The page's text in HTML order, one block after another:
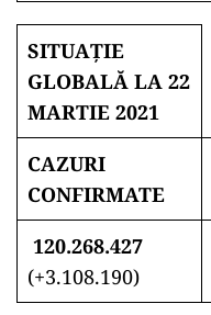
SITUAȚIE
GLOBALĂ LA 22
MARTIE 2021
CAZURI
CONFIRMATE
120.268.427
(+3.108.190)